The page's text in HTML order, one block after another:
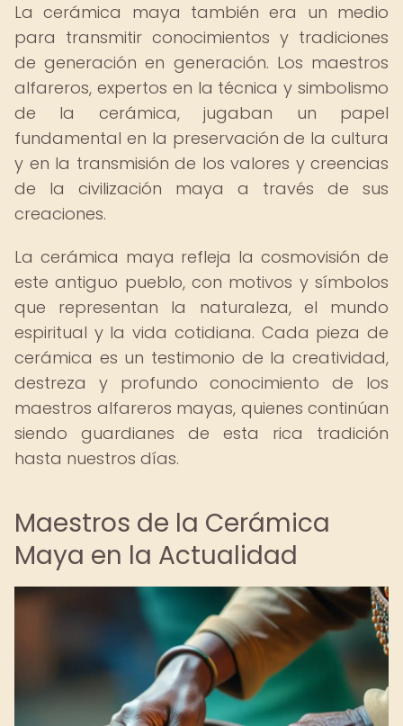
La cerámica maya también era un medio
para transmitir conocimientos y tradiciones
de generación en generación. Los maestros
alfareros, expertos en la técnica y simbolismo
de la cerámica, jugaban un papel
fundamental en la preservación de la cultura
y en la transmisión de los valores y creencias
de la civilización maya a través de sus
creaciones.
La cerámica maya refleja la cosmovisión de
este antiguo pueblo, con motivos y símbolos
que representan la naturaleza, el mundo
espiritual y la vida cotidiana. Cada pieza de
cerámica es un testimonio de la creatividad,
destreza y profundo conocimiento de los
maestros alfareros mayas, quienes continúan
siendo guardianes de esta rica tradición
hasta nuestros días.
Maestros de la Cerámica
Maya en la Actualidad